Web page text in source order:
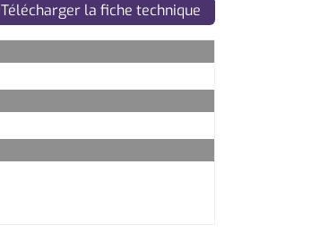
Télécharger la fiche technique